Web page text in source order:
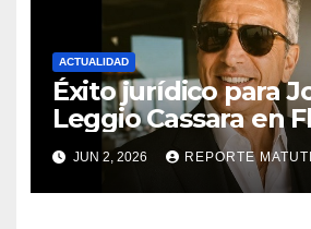
ACTUALIDAD
Éxito jurídico para
Leggio Cassara en
JUN 2, 2026 REPORTE